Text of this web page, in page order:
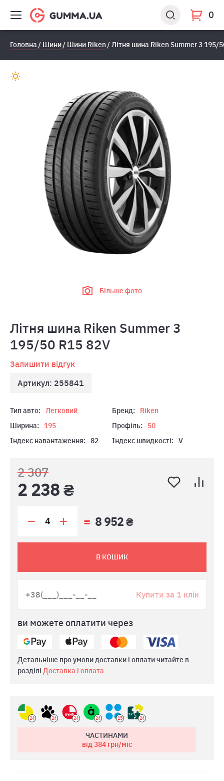
0
Головна Шини Шини Riken Літня шина Riken Summer 3 195/
Більше фото
Літня шина Riken Summer 3
195/50 R15 82V
Залишити відгук
Артикул: 255841
Тип авто: Легковий Бренд:
Riken
Ширина:
195 Профіль:
50
Індекс навантаження:
82 Індекс швидкості: V
2 307
2 238 ₴
8 952 ₴
В КОШИК
Купити за 1 клік
ви можете оплатити через
Детальніше про умови доставки і оплати читайте в
розділі Доставка і оплата
24 24 24 24 15 24
ЧАСТИНАМИ
від 384грн/міс